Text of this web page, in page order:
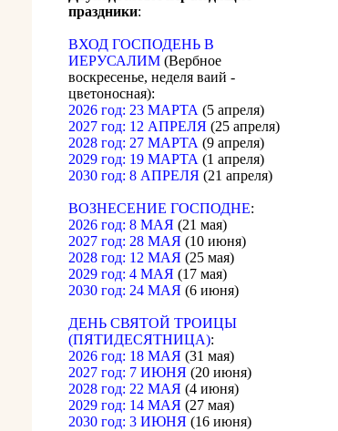
праздники:
ВХОД ГОСПОДЕНЬ В
ИЕРУСАЛИМ (Вербное
воскресенье, неделя ваий -
цветоносная):
2026 год: 23 МАРТА (5 апреля)
2027 год: 12 АПРЕЛЯ (25 апреля)
2028 год: 27 МАРТА (9 апреля)
2029 год: 19 МАРТА (1 апреля)
2030 год: 8 АПРЕЛЯ (21 апреля)
ВОЗНЕСЕНИЕ ГОСПОДНЕ:
2026 год: 8 МАЯ (21 мая)
2027 год: 28 МАЯ (10 июня)
2028 год: 12 МАЯ (25 мая)
2029 год: 4 МАЯ (17 мая)
2030 год: 24 МАЯ (6 июня)
ДЕНЬ СВЯТОЙ ТРОИЦЫ
(ПЯТИДЕСЯТНИЦА):
2026 год: 18 МАЯ (31 мая)
2027 год: 7 ИЮНЯ (20 июня)
2028 год: 22 МАЯ (4 июня)
2029 год: 14 МАЯ (27 мая)
2030 год: 3 ИЮНЯ (16 июня)